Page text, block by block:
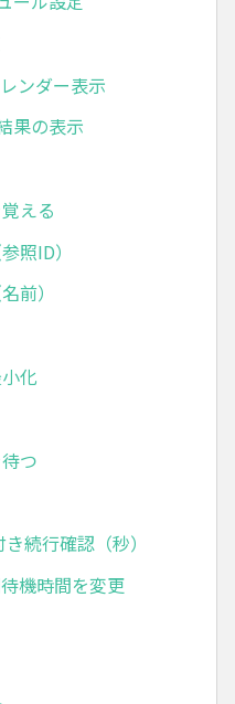
ンダー表示
果の表示
える
照ID）
前）
化
つ
続行確認（秒）
機時間を変更